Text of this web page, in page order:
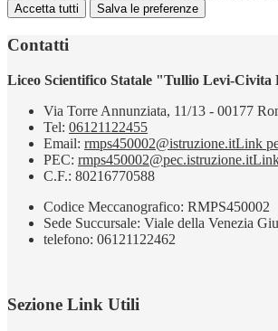
Accetta tutti Salva le preferenze
Contatti
Liceo Scientifico Statale "Tullio Levi-Civita
Via Torre Annunziata, 11/13 - 00177
Tel: 06121122455
Email: rmps450002@istruzione.itLink
PEC: rmps450002@pec.istruzione.it
C.F.: 80216770588
Codice Meccanografico: RMPS450002
Sede Succursale: Viale della Venezia
telefono: 06121122462
Sezione Link Utili